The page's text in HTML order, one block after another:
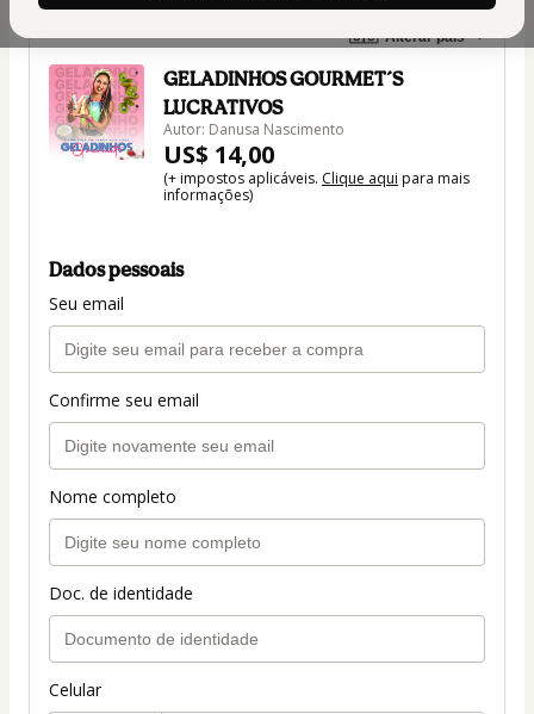
🇺🇸 Alterar país
GELADINHOS GOURMET´S
LUCRATIVOS
Autor: Danusa Nascimento
US$ 14,00
(+ impostos aplicáveis. Clique aqui para mais
informações)
Dados pessoais
Seu email
Confirme seu email
Nome completo
Doc. de identidade
Celular